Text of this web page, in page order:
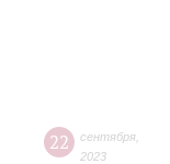
22 сентября
2023